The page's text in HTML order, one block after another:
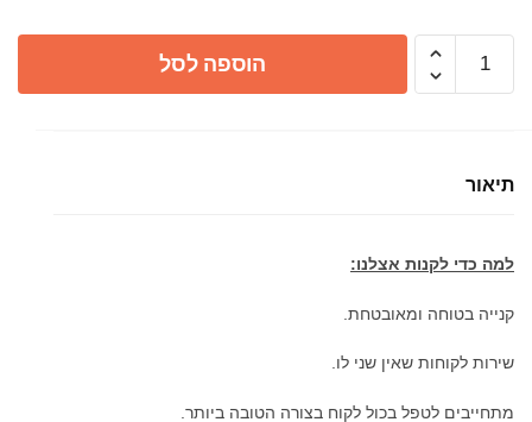
לבנה,
הוספה לסל
תיאור
למה כדי לקנות אצלנו:
קנייה בטוחה ומאובטחת.
שירות לקוחות שאין שני לו.
מתחייבים לטפל בכול לקוח בצורה הטובה ביותר.